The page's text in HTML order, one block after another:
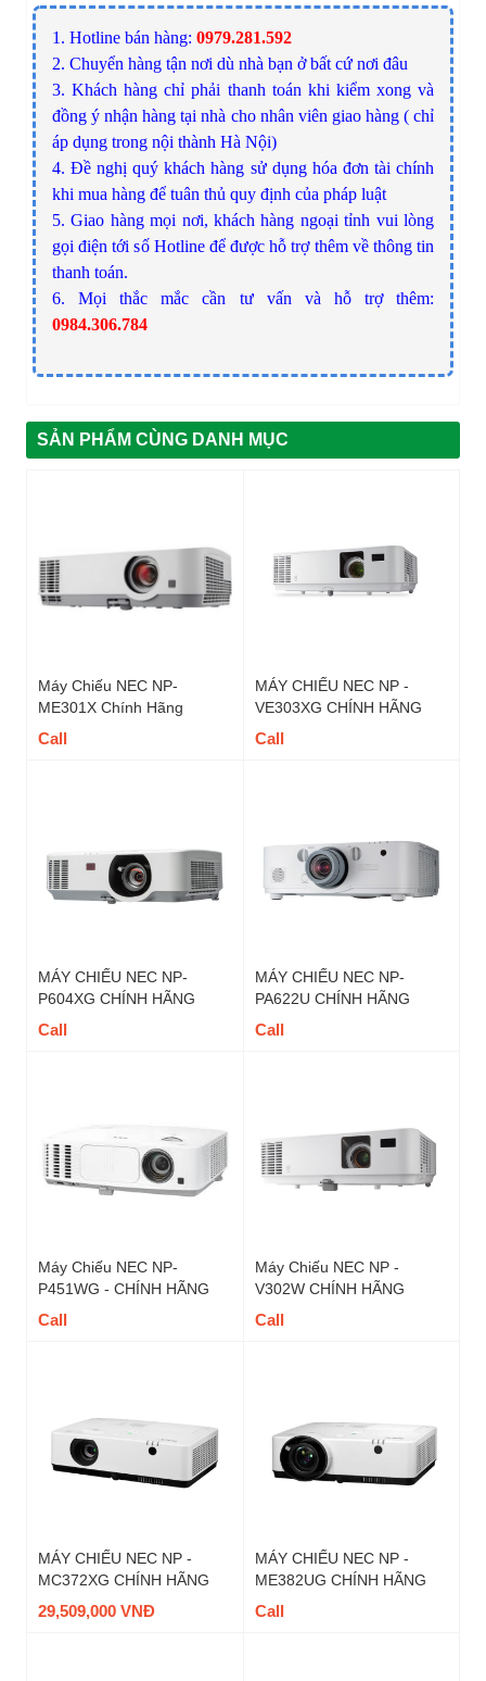
1. Hotline bán hàng: 0979.281.592
2. Chuyển hàng tận nơi dù nhà bạn ở bất cứ nơi đâu
3. Khách hàng chỉ phải thanh toán khi kiểm xong và
đồng ý nhận hàng tại nhà cho nhân viên giao hàng ( chỉ
áp dụng trong nội thành Hà Nội)
4. Đề nghị quý khách hàng sử dụng hóa đơn tài chính
khi mua hàng để tuân thủ quy định của pháp luật
5. Giao hàng mọi nơi, khách hàng ngoại tỉnh vui lòng
gọi điện tới số Hotline để được hỗ trợ thêm về thông tin
thanh toán.
6. Mọi thắc mắc cần tư vấn và hỗ trợ thêm:
0984.306.784
SẢN PHẨM CÙNG DANH MỤC
Máy Chiếu NEC NP-
ME301X Chính Hãng
Call
MÁY CHIẾU NEC NP -
VE303XG CHÍNH HÃNG
Call
MÁY CHIẾU NEC NP-
P604XG CHÍNH HÃNG
Call
MÁY CHIẾU NEC NP-
PA622U CHÍNH HÃNG
Call
Máy Chiếu NEC NP-
P451WG - CHÍNH HÃNG
Call
Máy Chiếu NEC NP -
V302W CHÍNH HÃNG
Call
MÁY CHIẾU NEC NP -
MC372XG CHÍNH HÃNG
29,509,000 VNĐ
MÁY CHIẾU NEC NP -
ME382UG CHÍNH HÃNG
Call